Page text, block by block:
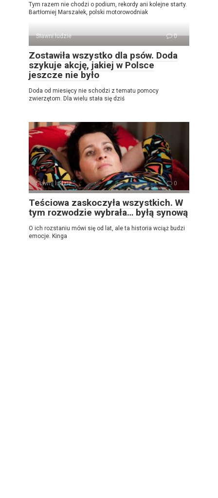
Tym razem nie chodzi o podium, rekordy ani kolejne starty.
Bartłomiej Marszałek, polski motorowodniak
Sławni ludzie 0
Zostawiła wszystko dla psów. Doda
szykuje akcję, jakiej w Polsce
jeszcze nie było
Doda od miesięcy nie schodzi z tematu pomocy
zwierzętom. Dla wielu stała się dziś
Sławni ludzie 0
Teściowa zaskoczyła wszystkich. W
tym rozwodzie wybrała… byłą synową
O ich rozstaniu mówi się od lat, ale ta historia wciąż budzi
emocje. Kinga